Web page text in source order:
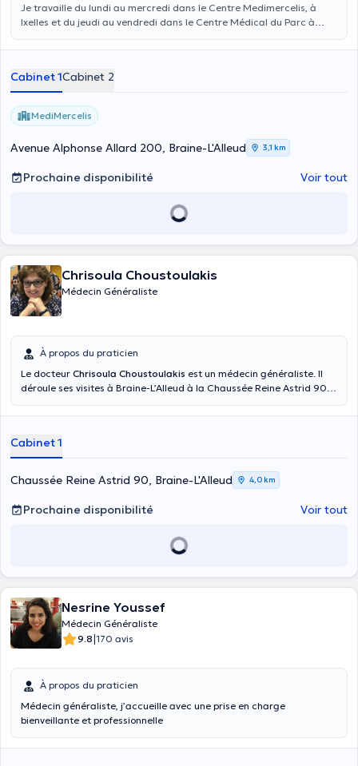
Je travaille du lundi au mercredi dans le Centre Medimercelis, à
Ixelles et du jeudi au vendredi dans le Centre Médical du Parc à
Cabinet 1Cabinet 2
MediMercelis
Avenue Alphonse Allard 200, Braine-L'Alleud 3,1 km
Prochaine disponibilité Voir tout
Chrisoula Choustoulakis
Médecin Généraliste
À propos du praticien
Le docteur Chrisoula Choustoulakis est un médecin généraliste. Il
déroule ses visites à Braine-L’Alleud à la Chaussée Reine Astrid 90
déroule ses consultations en français, en anglais et en néerlandais.
faire et ses expertises, veuillez consulter son site web à l’adresse :
https://www.docteurchrisoulachoustoulakis.com. Pour bénéficier de
ses soins et traitements, composez le +3223545659 pour prendre un
rendez-vous avec lui avant de débarquer au cabinet ou passer par
son agenda en ligne ou par son site internet pour réserver le rendez-
vous.
Cabinet 1
Chaussée Reine Astrid 90, Braine-L'Alleud 4,0 km
Prochaine disponibilité Voir tout
Nesrine Youssef
Médecin Généraliste
9.8|170 avis
À propos du praticien
Médecin généraliste, j’accueille avec une prise en charge
bienveillante et professionnelle